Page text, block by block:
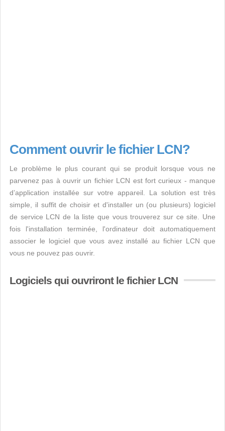
Comment ouvrir le fichier LCN?
Le problème le plus courant qui se produit lorsque vous ne
parvenez pas à ouvrir un fichier LCN est fort curieux - manque
d’application installée sur votre appareil. La solution est très
simple, il suffit de choisir et d'installer un (ou plusieurs) logiciel
de service LCN de la liste que vous trouverez sur ce site. Une
fois l'installation terminée, l'ordinateur doit automatiquement
associer le logiciel que vous avez installé au fichier LCN que
vous ne pouvez pas ouvrir.
Logiciels qui ouvriront le fichier LCN